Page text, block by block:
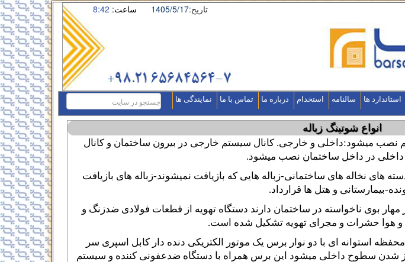
ساعت: 8:42 تاریخ:1405/5/17
استاندارد ها سالنامه استخدام درباره ما تماس با ما نمایندگی ها
انواع شوتینگ زباله
نصب میشود:داخلی و خارجی. کانال سیستم خارجی در بیرون ساختمان و کانال
داخلی در داخل ساختمان نصب میشود.
های نخاله های ساختمانی-زباله هایی که بازیافت نمیشوند-زباله های بازیافت
بیمارستانی و هتل ها قرارداد.
بوی ناخواسته در ساختمان دارند دستگاه تهویه از قطعات فولادی ضدزنگ و
و هوا حشرات و مجرای تهویه تشکیل شده است.
استوانه ای با دو نوار برس یک موتور الکتریکی دنده دار کابل اسپری سر
شدن سطوح داخلی میشود این برس همراه با دستگاه ضدعفونی کننده و سیستم